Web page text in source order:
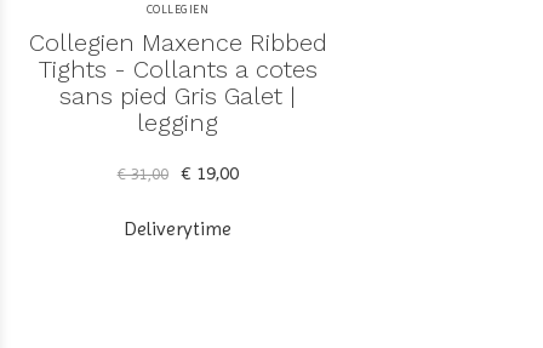
COLLEGIEN
Collegien Maxence Ribbed
Tights - Collants a cotes
sans pied Gris Galet |
legging
€ 31,00 € 19,00
Deliverytime